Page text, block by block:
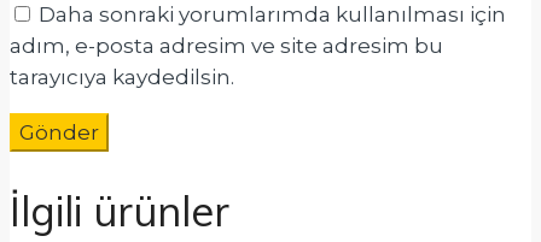
Daha sonraki yorumlarımda kullanılması için
adım, e-posta adresim ve site adresim bu
tarayıcıya kaydedilsin.
İlgili ürünler